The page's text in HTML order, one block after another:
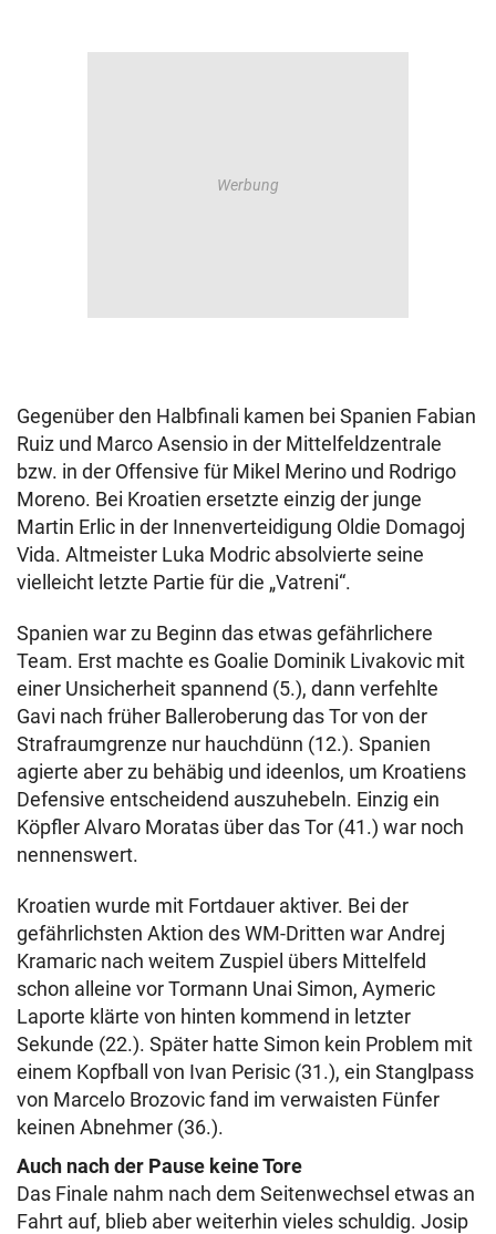
Gegenüber den Halbfinali kamen bei Spanien Fabian
Ruiz und Marco Asensio in der Mittelfeldzentrale
bzw. in der Offensive für Mikel Merino und Rodrigo
Moreno. Bei Kroatien ersetzte einzig der junge
Martin Erlic in der Innenverteidigung Oldie Domagoj
Vida. Altmeister Luka Modric absolvierte seine
vielleicht letzte Partie für die „Vatreni“.
Spanien war zu Beginn das etwas gefährlichere
Team. Erst machte es Goalie Dominik Livakovic mit
einer Unsicherheit spannend (5.), dann verfehlte
Gavi nach früher Balleroberung das Tor von der
Strafraumgrenze nur hauchdünn (12.). Spanien
agierte aber zu behäbig und ideenlos, um Kroatiens
Defensive entscheidend auszuhebeln. Einzig ein
Köpfler Alvaro Moratas über das Tor (41.) war noch
nennenswert.
Kroatien wurde mit Fortdauer aktiver. Bei der
gefährlichsten Aktion des WM-Dritten war Andrej
Kramaric nach weitem Zuspiel übers Mittelfeld
schon alleine vor Tormann Unai Simon, Aymeric
Laporte klärte von hinten kommend in letzter
Sekunde (22.). Später hatte Simon kein Problem mit
einem Kopfball von Ivan Perisic (31.), ein Stanglpass
von Marcelo Brozovic fand im verwaisten Fünfer
keinen Abnehmer (36.).
Auch nach der Pause keine Tore
Das Finale nahm nach dem Seitenwechsel etwas an
Fahrt auf, blieb aber weiterhin vieles schuldig. Josip